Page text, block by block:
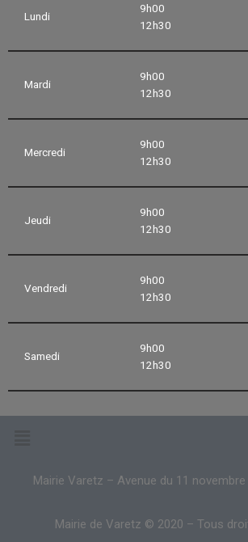
Lundi
9h00
12h30
Mardi
9h00
12h30
Mercredi
9h00
12h30
Jeudi
9h00
12h30
Vendredi
9h00
12h30
Samedi
9h00
12h30
Mairie Varetz – Avenue du 11 novembre
Mairie de Varetz © 2020 – Tous